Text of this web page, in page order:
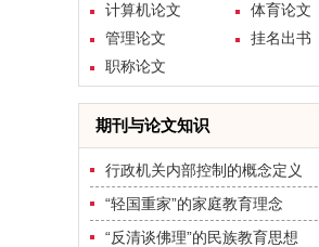
计算机论文
体育论文
管理论文
挂名出书
职称论文
期刊与论文知识
行政机关内部控制的概念定义
“轻国重家”的家庭教育理念
“反清谈佛理”的民族教育思想